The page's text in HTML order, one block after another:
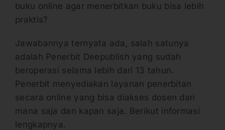
buku online agar menerbitkan buku bisa lebih
praktis?
Jawabannya ternyata ada, salah satunya
adalah Penerbit Deepublish yang sudah
beroperasi selama lebih dari 13 tahun.
Penerbit menyediakan layanan penerbitan
secara online yang bisa diakses dosen dari
mana saja dan kapan saja. Berikut informasi
lengkapnya.